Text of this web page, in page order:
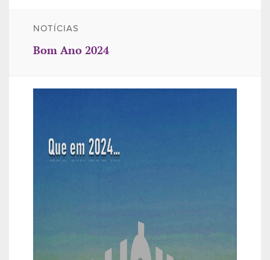
NOTÍCIAS
Bom Ano 2024